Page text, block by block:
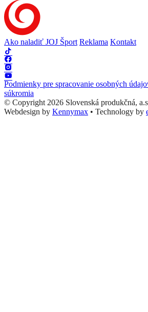
Ako naladiť JOJ Šport Reklama Kontakt
Podmienky pre spracovanie osobných
súkromia
© Copyright 2026 Slovenská produkčná,
Webdesign by Kennymax • Technology by